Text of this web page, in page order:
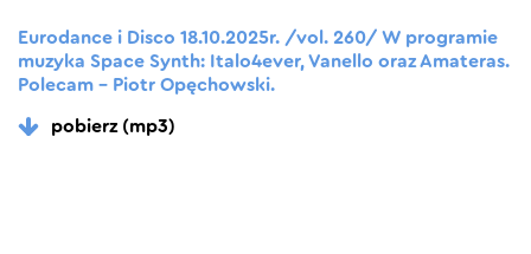
Eurodance i Disco 18.10.2025r. /vol. 260/ W programie
muzyka Space Synth: Italo4ever, Vanello oraz Amateras.
Polecam – Piotr Opęchowski.
pobierz (mp3)